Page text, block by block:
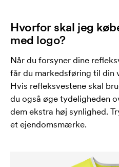
Hvorfor skal jeg
med logo?
Når du forsyner dine
får du markedsføring til din
Hvis refleksvestene skal
du også øge tydeligheden
dem ekstra høj synlighed.
et ejendomsmærke.